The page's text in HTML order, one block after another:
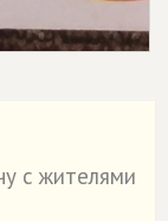
с жителями